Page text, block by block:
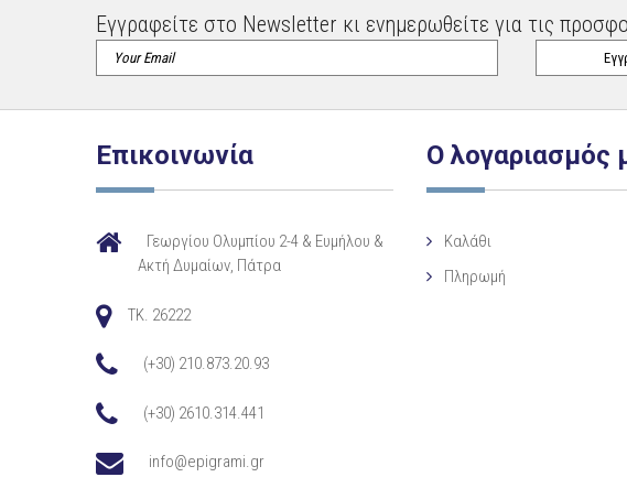
Εγγραφείτε στο Newsletter κι ενημερωθείτε για τις
Επικοινωνία
Γεωργίου Ολυμπίου 2-4 & Ευμήλου &
Ακτή Δυμαίων, Πάτρα
TK. 26222
(+30) 210.873.20.93
(+30) 2610.314.441
info@epigrami.gr
Ο λογαριασμός
Καλάθι
Πληρωμή